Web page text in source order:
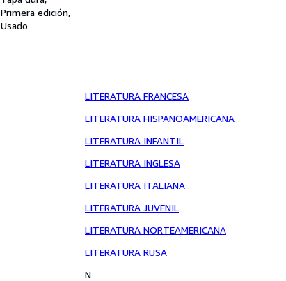
Primera edición
Usado
LITERATURA FRANCESA
LITERATURA HISPANOAMERICANA
LITERATURA INFANTIL
LITERATURA INGLESA
LITERATURA ITALIANA
LITERATURA JUVENIL
LITERATURA NORTEAMERICANA
LITERATURA RUSA
N